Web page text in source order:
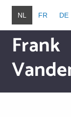
Overslaan en naar
NL FR DE
Frank